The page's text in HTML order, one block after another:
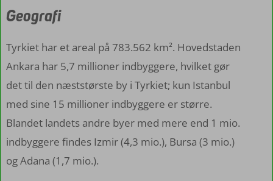
Geografi
Tyrkiet har et areal på 783.562 km². Hovedstaden
Ankara har 5,7 millioner indbyggere, hvilket gør
det til den næststørste by i Tyrkiet; kun Istanbul
med sine 15 millioner indbyggere er større.
Blandet landets andre byer med mere end 1 mio.
indbyggere findes Izmir (4,3 mio.), Bursa (3 mio.)
og Adana (1,7 mio.).